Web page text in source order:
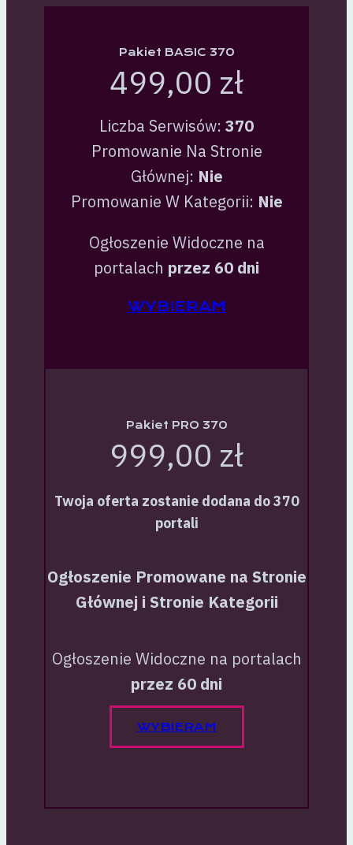
Pakiet BASIC 370
499,00 zł
Liczba Serwisów: 370
Promowanie Na Stronie
Głównej: Nie
Promowanie W Kategorii: Nie
Ogłoszenie Widoczne na
portalach przez 60 dni
WYBIERAM
Pakiet PRO 370
999,00 zł
Twoja oferta zostanie dodana do 370
portali
Ogłoszenie Promowane na Stronie
Głównej i Stronie Kategorii
Ogłoszenie Widoczne na portalach
przez 60 dni
WYBIERAM